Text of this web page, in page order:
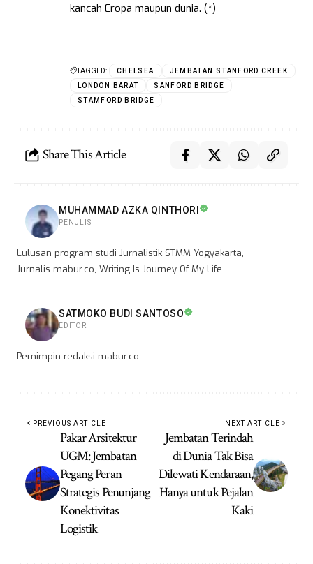
kancah Eropa maupun dunia. (*)
TAGGED: CHELSEA
JEMBATAN STANFORD CREEK
LONDON BARAT
SANFORD BRIDGE
STAMFORD BRIDGE
Share This Article
MUHAMMAD AZKA QINTHORI
PENULIS
Lulusan program studi Jurnalistik STMM Yogyakarta,
Jurnalis mabur.co, Writing Is Journey Of My Life
SATMOKO BUDI SANTOSO
EDITOR
Pemimpin redaksi mabur.co
PREVIOUS ARTICLE
Pakar Arsitektur
UGM: Jembatan
Pegang Peran
Strategis Penunjang
Konektivitas
Logistik
NEXT ARTICLE
Jembatan Terindah
di Dunia Tak Bisa
Dilewati Kendaraan,
Hanya untuk Pejalan
Kaki